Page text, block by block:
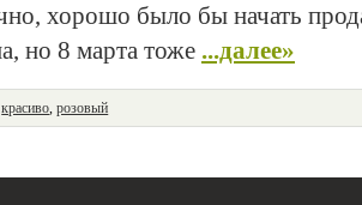
хорошо было бы начать
но 8 марта тоже ...далее»
красиво,розовый